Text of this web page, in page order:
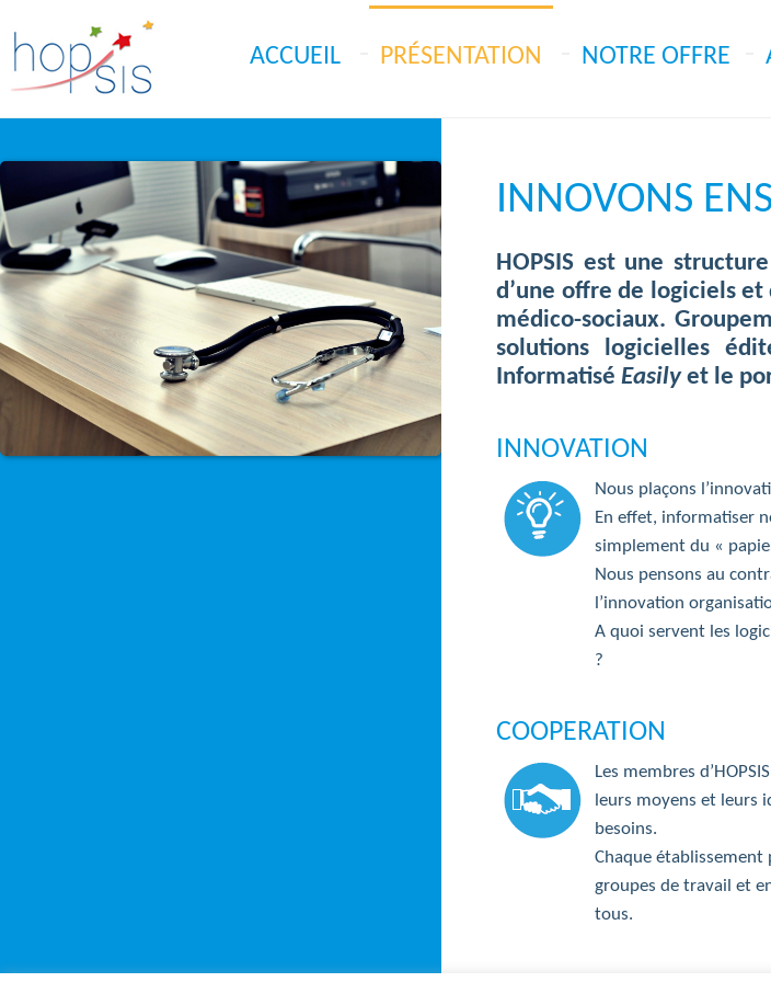
ACCUEIL PRÉSENTATION NOTRE OFFRE
INNOVONS
HOPSIS est une
d’une offre de logiciels
médico-sociaux.
solutions logicielles
InformatiséEasilyet le
INNOVATION
Nous plaçons
En effet, informatiser
simplement du «
Nous pensons au
l’innovation
A quoi servent les
?
COOPERATION
Les membres
leurs moyens et leurs
besoins.
Chaque
groupes de travail et
tous.